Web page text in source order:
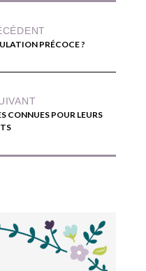
PRÉCOCE ?
CONNUES POUR LEURS